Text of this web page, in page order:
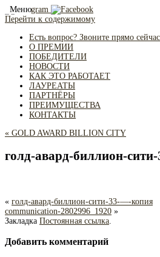
Меню
Перейти к содержимому
Есть вопрос? Звоните прямо
О ПРЕМИИ
ПОБЕДИТЕЛИ
НОВОСТИ
КАК ЭТО РАБОТАЕТ
ЛАУРЕАТЫ
ПАРТНЁРЫ
ПРЕИМУЩЕСТВА
КОНТАКТЫ
« GOLD AWARD BILLION CITY
голд-авард-биллион-
« голд-авард-биллион-сити-33-—-копия
communication-2802996_1920 »
Закладка Постоянная ссылка
Добавить комментарий